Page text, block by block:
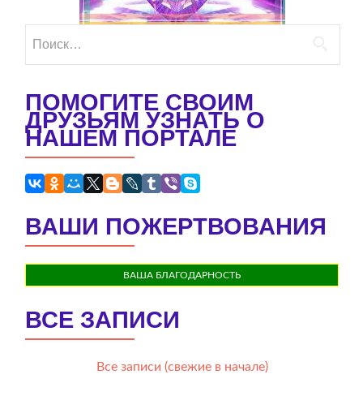
ПОМОГИТЕ СВОИМ
ДРУЗЬЯМ УЗНАТЬ О
НАШЕМ ПОРТАЛЕ
ВАШИ ПОЖЕРТВОВАНИЯ
ВАША БЛАГОДАРНОСТЬ
ВСЕ ЗАПИСИ
Все записи (свежие в начале)